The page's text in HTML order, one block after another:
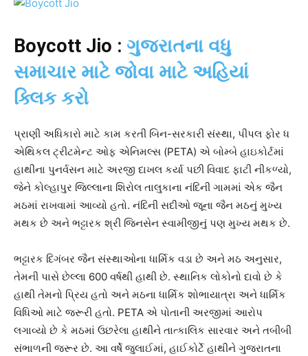
Boycott Jio : ગુજરાતના વધુ
સમાચાર માટે જોવા માટે અહિયાં
ક્લિક કરો
પ્રાણી અધિકારો માટે કામ કરતી બિન-સરકારી સંસ્થા, પીપલ ફોર ધ
એથિકલ ટ્રીટમેન્ટ ઓફ એનિમલ્સ (PETA) એ બોમ્બે હાઇકોર્ટમાં
હાથીના પુનર્વસન માટે અરજી દાખલ કર્યા પછી વિવાદ ફાટી નીકળ્યો,
જેને કોલ્હાપુર જિલ્લાના શિરોલ તાલુકાના નંદિની ગામમાં એક જૈન
મઠમાં રાખવામાં આવ્યો હતો. નંદિની સદીઓ જૂના જૈન મઠનું મુખ્ય
મથક છે અને ભટ્ટારક શ્રી જિનસેન સ્વામીજીનું પણ મુખ્ય મથક છે.
ભટ્ટારક દિગંબર જૈન સંસ્થાઓના ધાર્મિક વડા છે અને મઠ અનુસાર,
તેમની પાસે છેલ્લા 600 વર્ષથી હાથી છે. સ્થાનિક લોકોનો દાવો છે કે
હાથી તેમનો પ્રિય હતો અને મઠના ધાર્મિક શોભાયાત્રા અને ધાર્મિક
વિધિઓ માટે જરૂરી હતો. PETA એ પોતાની અરજીમાં આરોપ
લગાવ્યો છે કે મઠમાં ઉછરેલા હાથીને તાત્કાલિક સારવાર અને તબીબી
સંભાળની જરૂર છે. આ વર્ષે જુલાઈમાં, હાઈકોર્ટે હાથીને ગુજરાતના